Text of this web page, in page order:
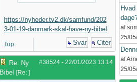
https://nyheder.tv2.dk/samfund/202
3-01-19-danmark-skal-have-ny-bibel
Top Svar Citer
#38524 - 22/01/2023 13:14
Re: Ny
Bibel
[Re: ]
af
25/
af
25/